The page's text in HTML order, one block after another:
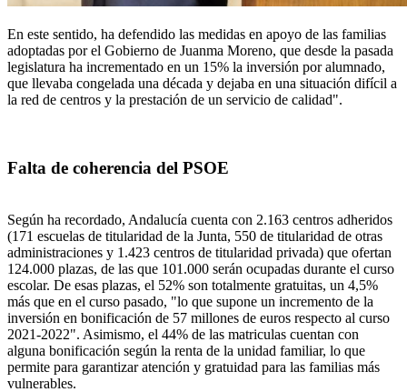
En este sentido, ha defendido las medidas en apoyo de las familias
adoptadas por el Gobierno de Juanma Moreno, que desde la pasada
legislatura ha incrementado en un 15% la inversión por alumnado,
que llevaba congelada una década y dejaba en una situación difícil a
la red de centros y la prestación de un servicio de calidad".
Falta de coherencia del PSOE
Según ha recordado, Andalucía cuenta con 2.163 centros adheridos
(171 escuelas de titularidad de la Junta, 550 de titularidad de otras
administraciones y 1.423 centros de titularidad privada) que ofertan
124.000 plazas, de las que 101.000 serán ocupadas durante el curso
escolar. De esas plazas, el 52% son totalmente gratuitas, un 4,5%
más que en el curso pasado, "lo que supone un incremento de la
inversión en bonificación de 57 millones de euros respecto al curso
2021-2022". Asimismo, el 44% de las matriculas cuentan con
alguna bonificación según la renta de la unidad familiar, lo que
permite para garantizar atención y gratuidad para las familias más
vulnerables.